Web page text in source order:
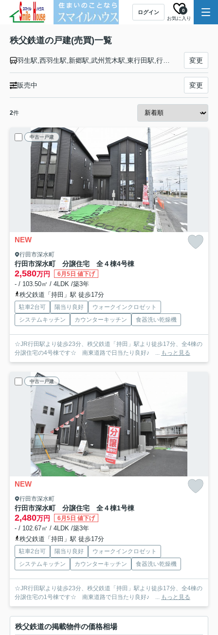
ログイン
お気に入り
0
秩父鉄道の戸建(売買)一覧
変更
販売中 変更
2件
中古一戸建
NEW
行田市深水町
行田市深水町 分譲住宅 全４棟4号棟
2,580万円 6月5日 値下げ
- / 103.50㎡ / 4LDK /築3年
秩父鉄道「持田」駅 徒歩17分
駐車2台可 陽当り良好
ウォークインクロゼット
システムキッチン
カウンターキッチン 食器洗い乾燥機
☆JR行田駅より徒歩23分、秩父鉄道「持田」駅より徒歩17分、全4棟の
分譲住宅の4号棟です☆ 南東道路で日当たり良好♪ ... もっと見る
中古一戸建
NEW
行田市深水町
行田市深水町 分譲住宅 全４棟1号棟
2,480万円 6月5日 値下げ
- / 102.67㎡ / 4LDK /築3年
秩父鉄道「持田」駅 徒歩17分
駐車2台可 陽当り良好
ウォークインクロゼット
システムキッチン
カウンターキッチン 食器洗い乾燥機
☆JR行田駅より徒歩23分、秩父鉄道「持田」駅より徒歩17分、全4棟の
分譲住宅の1号棟です☆ 南東道路で日当たり良好♪ ... もっと見る
秩父鉄道の掲載物件の価格相場